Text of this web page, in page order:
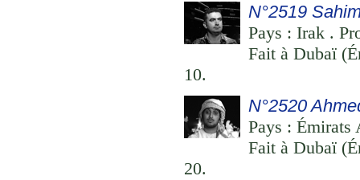
N°2519
Pays : Irak .
Fait à Dubaï
10.
N°2520
Pays : Émirats
Fait à Dubaï
20.